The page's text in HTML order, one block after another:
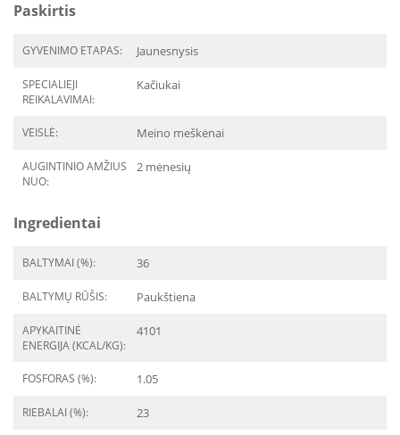
Paskirtis
GYVENIMO ETAPAS: Jaunesnysis
SPECIALIEJI
REIKALAVIMAI:
Kačiukai
VEISLĖ: Meino meškėnai
AUGINTINIO AMŽIUS
NUO:
2 mėnesių
Ingredientai
BALTYMAI (%): 36
BALTYMŲ RŪŠIS: Paukštiena
APYKAITINĖ
ENERGIJA (KCAL/KG):
4101
FOSFORAS (%): 1.05
RIEBALAI (%): 23